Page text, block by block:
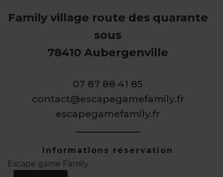
Family village route des quarante
sous
78410 Aubergenville
07 87 88 41 85
contact@escapegamefamily.fr
escapegamefamily.fr
Informations réservation
Escape game Family